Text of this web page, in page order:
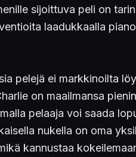
sijoittuva peli on
laadukkaalla
pelejä ei markkinoilta
on maailmansa
pelaaja voi saada
nukella on oma
kannustaa